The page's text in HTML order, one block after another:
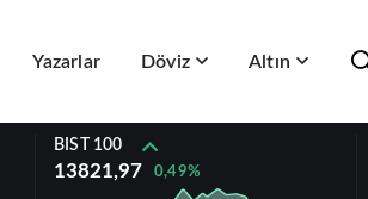
Yazarlar Döviz Altın
BIST 100
13821,97 0,49%